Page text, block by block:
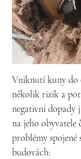
Vniknutí kuny do
několik rizik a
negativní dopady
na jeho obyvatele
problémy
budovách: